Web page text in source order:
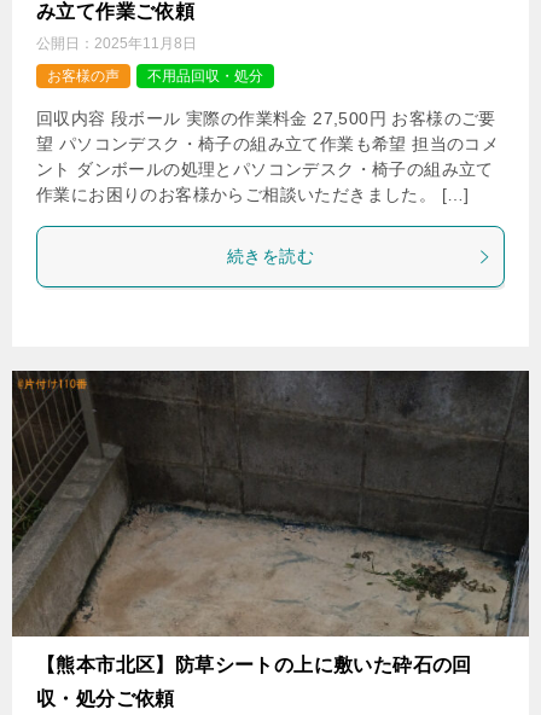
み立て作業ご依頼
公開日： 2025年11月8日
お客様の声
不用品回収・処分
回収内容 段ボール 実際の作業料金 27,500円 お客様のご要
望 パソコンデスク・椅子の組み立て作業も希望 担当のコメ
ント ダンボールの処理とパソコンデスク・椅子の組み立て
作業にお困りのお客様からご相談いただきました。 […]
続きを読む
【熊本市北区】防草シートの上に敷いた砕石の回
収・処分ご依頼